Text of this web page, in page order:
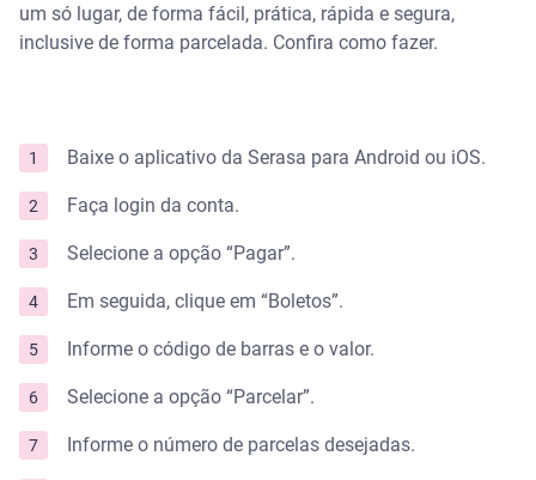
um só lugar, de forma fácil, prática, rápida e segura,
inclusive de forma parcelada. Confira como fazer.
Baixe o aplicativo da Serasa para Android ou iOS.
Faça login da conta.
Selecione a opção “Pagar”.
Em seguida, clique em “Boletos”.
Informe o código de barras e o valor.
Selecione a opção “Parcelar”.
Informe o número de parcelas desejadas.